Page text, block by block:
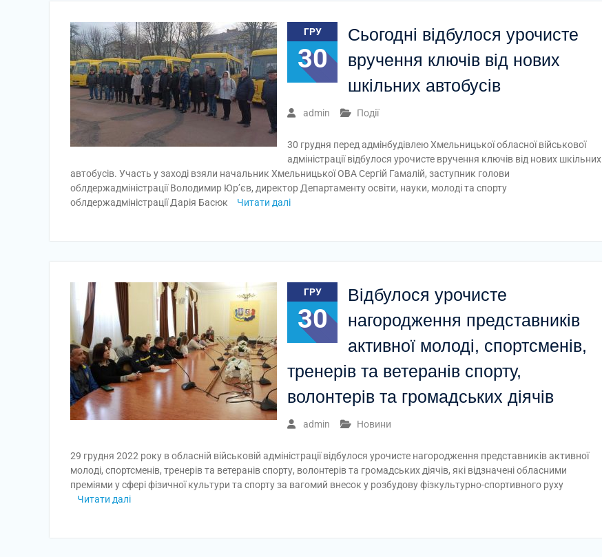
ГРУ
30
Сьогодні відбулося урочисте
вручення ключів від нових
шкільних автобусів
admin Події
30 грудня перед адмінбудівлею Хмельницької обласної військової
адміністрації відбулося урочисте вручення ключів від нових шкільних
автобусів. Участь у заході взяли начальник Хмельницької ОВА Сергій Гамалій, заступник голови
облдержадміністрації Володимир Юр’єв, директор Департаменту освіти, науки, молоді та спорту
облдержадміністрації Дарія Басюк
Читати далі
ГРУ
30
Відбулося урочисте
нагородження представників
активної молоді, спортсменів,
тренерів та ветеранів спорту,
волонтерів та громадських діячів
admin Новини
29 грудня 2022 року в обласній військовій адміністрації відбулося урочисте нагородження представників активної
молоді, спортсменів, тренерів та ветеранів спорту, волонтерів та громадських діячів, які відзначені обласними
преміями у сфері фізичної культури та спорту за вагомий внесок у розбудову фізкультурно-спортивного руху
Читати далі